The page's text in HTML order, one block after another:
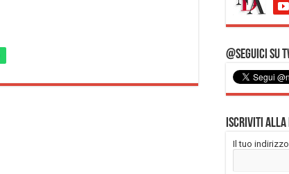
@Seguici su
Iscriviti alla
Il tuo indirizzo